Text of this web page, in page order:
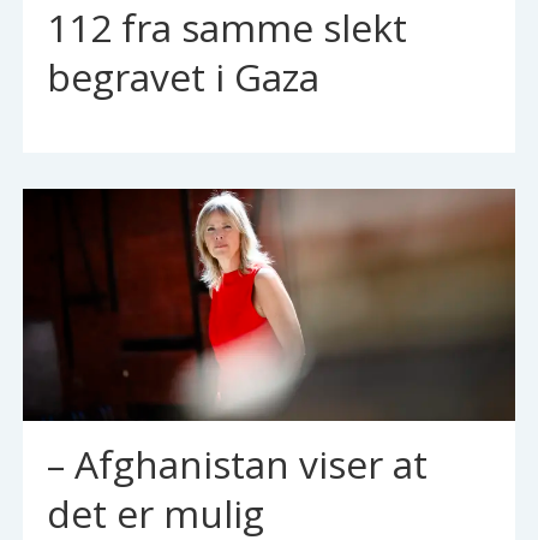
112 fra samme slekt
begravet i Gaza
– Afghanistan viser at
det er mulig